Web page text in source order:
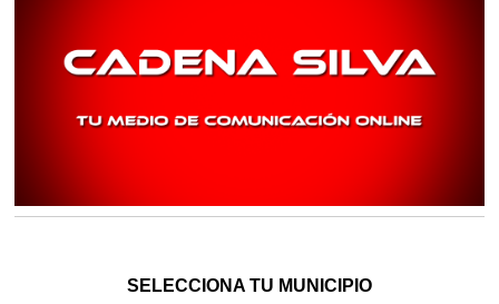
SELECCIONA TU MUNICIPIO